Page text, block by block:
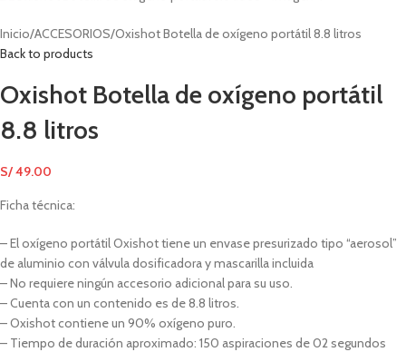
Inicio ACCESORIOS Oxishot Botella de oxígeno portátil 8.8 litros
Back to products
Oxishot Botella de oxígeno portátil
8.8 litros
S/49.00
Ficha técnica:
– El oxígeno portátil Oxishot tiene un envase presurizado tipo “aerosol”
de aluminio con válvula dosificadora y mascarilla incluida
– No requiere ningún accesorio adicional para su uso.
– Cuenta con un contenido es de 8.8 litros.
– Oxishot contiene un 90% oxígeno puro.
– Tiempo de duración aproximado: 150 aspiraciones de 02 segundos